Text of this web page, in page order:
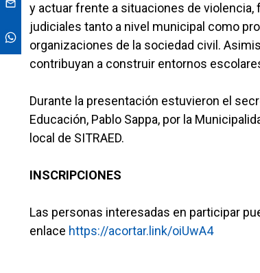
y actuar frente a situaciones de
judiciales tanto a nivel municipal como
organizaciones de la sociedad civil.
contribuyan a construir entornos
Durante la presentación estuvieron el
Educación, Pablo Sappa, por la
local de SITRAED.
INSCRIPCIONES
Las personas interesadas en participar
enlace https://acortar.link/oiUwA4